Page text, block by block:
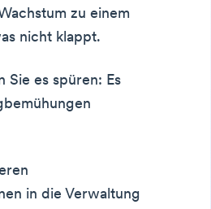
zu einem
nicht klappt.
Sie es spüren: Es
in die Verwaltung